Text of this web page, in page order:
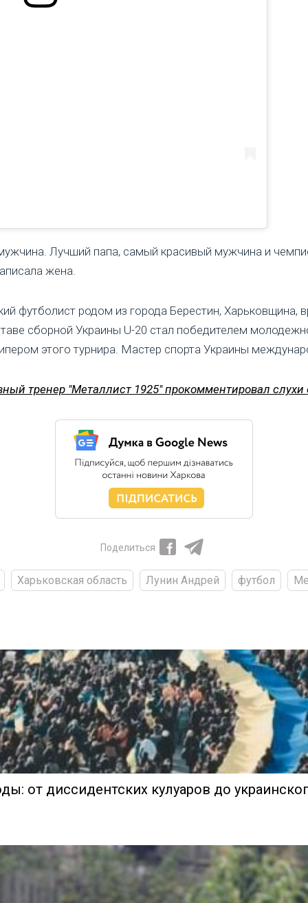
Лучший папа, самый красивый мужчина и
жена.
футболист родом из города Берестин, Харьковщина,
сборной Украины U-20 стал победителем
этого турнира. Мастер спорта Украины
тренер "Металлист 1925" прокомментировал
Поделиться
Харьковская область Лунин Андрей футбол
от диссидентских кулуаров до